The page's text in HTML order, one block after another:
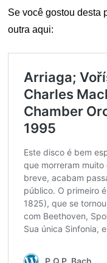
Se você gostou desta
outra aqui: